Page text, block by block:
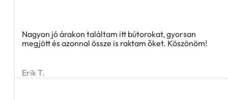
Nagyon jó árakon találtam itt bútorokat, gyorsan
megjött és azonnal össze is raktam őket. Köszönöm!
Erik T.